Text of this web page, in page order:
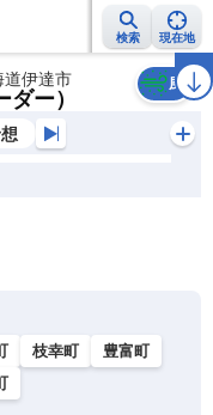
検索 現在地
・注意報 2週間天気 ラ
道伊達市
ー）
風
枝幸町
豊富町